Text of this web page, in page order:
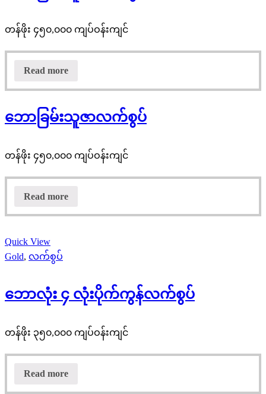
တန်ဖိုး ၄၅၀,၀၀၀ ကျပ်ဝန်းကျင်
Read more
ဘောခြမ်းသူဇာလက်စွပ်
တန်ဖိုး ၄၅၀,၀၀၀ ကျပ်ဝန်းကျင်
Read more
Quick View
Gold, လက်စွပ်
ဘောလုံး ၄ လုံးပိုက်ကွန်လက်စွပ်
တန်ဖိုး ၃၅၀,၀၀၀ ကျပ်ဝန်းကျင်
Read more